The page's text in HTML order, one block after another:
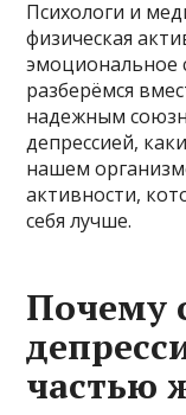
Психологи и
физическая
эмоциональное
разберёмся
надежным
депрессией,
нашем
активности,
себя лучше.
Почему
частью